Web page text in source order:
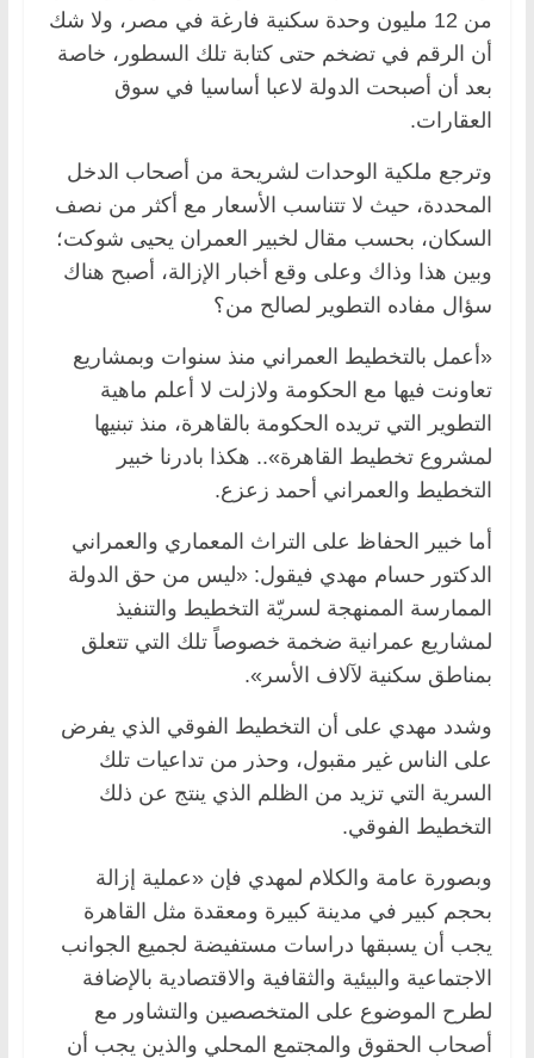
من 12 مليون وحدة سكنية فارغة في مصر، ولا شك
أن الرقم في تضخم حتى كتابة تلك السطور، خاصة
بعد أن أصبحت الدولة لاعبا أساسيا في سوق
العقارات.
وترجع ملكية الوحدات لشريحة من أصحاب الدخل
المحددة، حيث لا تتناسب الأسعار مع أكثر من نصف
السكان، بحسب مقال لخبير العمران يحيى شوكت؛
وبين هذا وذاك وعلى وقع أخبار الإزالة، أصبح هناك
سؤال مفاده التطوير لصالح من؟
«أعمل بالتخطيط العمراني منذ سنوات وبمشاريع
تعاونت فيها مع الحكومة ولازلت لا أعلم ماهية
التطوير التي تريده الحكومة بالقاهرة، منذ تبنيها
لمشروع تخطيط القاهرة».. هكذا بادرنا خبير
التخطيط والعمراني أحمد زعزع.
أما خبير الحفاظ على التراث المعماري والعمراني
الدكتور حسام مهدي فيقول: «ليس من حق الدولة
الممارسة الممنهجة لسريّة التخطيط والتنفيذ
لمشاريع عمرانية ضخمة خصوصاً تلك التي تتعلق
بمناطق سكنية لآلاف الأسر».
وشدد مهدي على أن التخطيط الفوقي الذي يفرض
على الناس غير مقبول، وحذر من تداعيات تلك
السرية التي تزيد من الظلم الذي ينتج عن ذلك
التخطيط الفوقي.
وبصورة عامة والكلام لمهدي فإن «عملية إزالة
بحجم كبير في مدينة كبيرة ومعقدة مثل القاهرة
يجب أن يسبقها دراسات مستفيضة لجميع الجوانب
الاجتماعية والبيئية والثقافية والاقتصادية بالإضافة
لطرح الموضوع على المتخصصين والتشاور مع
أصحاب الحقوق والمجتمع المحلي والذين يجب أن